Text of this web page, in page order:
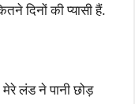
दिनों की प्यासी हैं.
लंड ने पानी छोड़